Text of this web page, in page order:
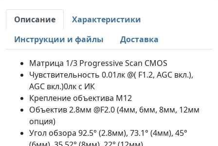
Описание
Характеристики
Инструкции и файлы
Доставка
Матрица 1/3 Progressive Scan CMOS
Чувствительность 0.01лк @( F1.2, AGC вкл.),
AGC вкл.)0лк с ИК
Крепление объектива М12
Объектив 2.8мм @F2.0 (4мм, 6мм, 8мм, 12мм
опция)
Угол обзора 92.5° (2.8мм), 73.1° (4мм), 45°